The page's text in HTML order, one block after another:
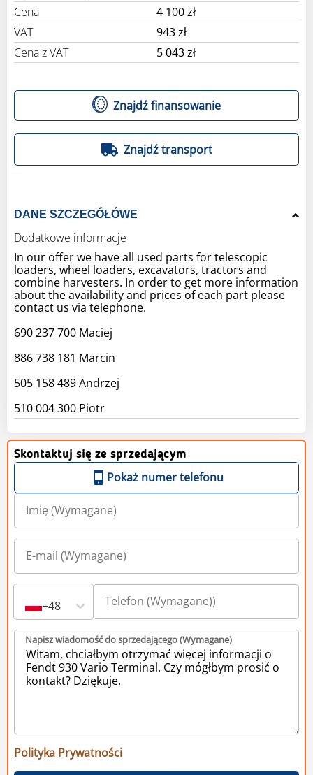
Cena
4 100 zł
VAT
943 zł
Cena z VAT
5 043 zł
Znajdź finansowanie
Znajdź transport
DANE SZCZEGÓŁÓWE
Dodatkowe informacje
In our offer we have all used parts for telescopic
loaders, wheel loaders, excavators, tractors and
combine harvesters. In order to get more information
about the availability and prices of each part please
contact us via telephone.
690 237 700 Maciej
886 738 181 Marcin
505 158 489 Andrzej
510 004 300 Piotr
Skontaktuj się ze sprzedającym
Pokaż numer telefonu
+48
Napisz wiadomość do sprzedającego (Wymagane)
Polityka Prywatności